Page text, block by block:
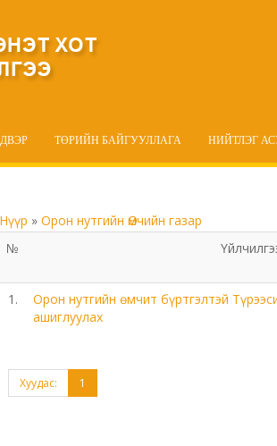
ТӨРИЙН БАЙГУУЛЛАГА НИЙТЛЭГ
Нүүр » Орон нутгийн Өмчийн газар
№
1.
Орон нутгийн өмчит бүртгэлтэй
ашиглуулах
Хуудас: 1